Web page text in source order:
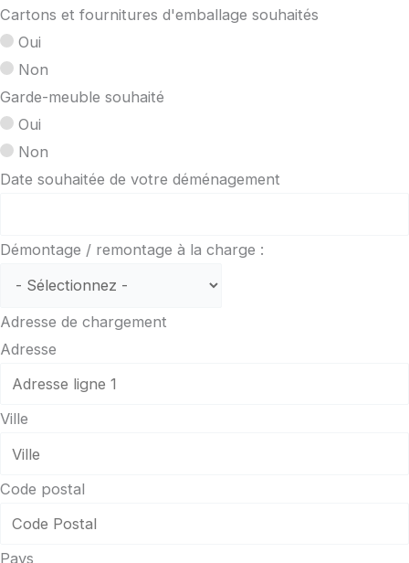
Cartons et fournitures d'emballage souhaités
Oui
Non
Garde-meuble souhaité
Oui
Non
Date souhaitée de votre déménagement
Démontage / remontage à la charge :
Adresse de chargement
Adresse
Ville
Code postal
Pays